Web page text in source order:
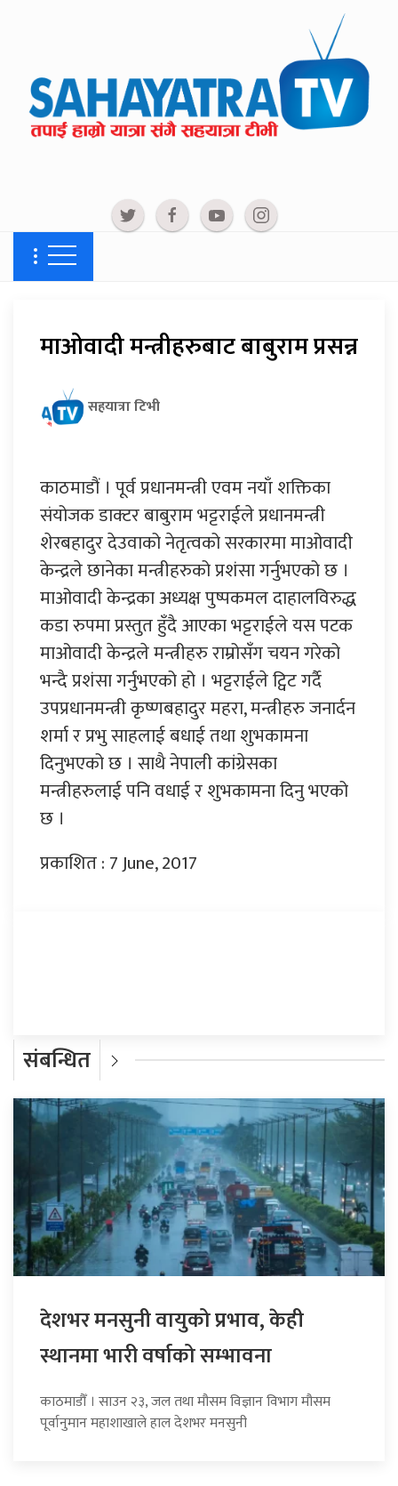
माओवादी मन्त्रीहरुबाट बाबुराम प्रसन्न
सहयात्रा टिभी
काठमाडौं । पूर्व प्रधानमन्त्री एवम नयाँ शक्तिका
संयोजक डाक्टर बाबुराम भट्टराईले प्रधानमन्त्री
शेरबहादुर देउवाको नेतृत्वको सरकारमा माओवादी
केन्द्रले छानेका मन्त्रीहरुको प्रशंसा गर्नुभएको छ ।
माओवादी केन्द्रका अध्यक्ष पुष्पकमल दाहालविरुद्ध
कडा रुपमा प्रस्तुत हुँदै आएका भट्टराईले यस पटक
माओवादी केन्द्रले मन्त्रीहरु राम्रोसँग चयन गरेको
भन्दै प्रशंसा गर्नुभएको हो । भट्टराईले ट्विट गर्दै
उपप्रधानमन्त्री कृष्णबहादुर महरा, मन्त्रीहरु जनार्दन
शर्मा र प्रभु साहलाई बधाई तथा शुभकामना
दिनुभएको छ । साथै नेपाली कांग्रेसका
मन्त्रीहरुलाई पनि वधाई र शुभकामना दिनु भएको
छ ।
प्रकाशित : 7 June, 2017
संबन्धित
देशभर मनसुनी वायुको प्रभाव, केही
स्थानमा भारी वर्षाको सम्भावना
काठमाडौँ । साउन २३, जल तथा मौसम विज्ञान विभाग मौसम
पूर्वानुमान महाशाखाले हाल देशभर मनसुनी